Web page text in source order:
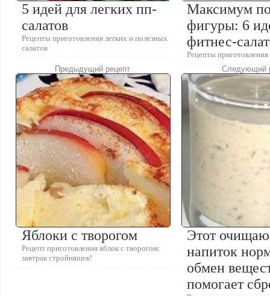
5 идей для легких пп-
салатов
Рецепты приготовления легких и полезных
салатов
Максимум
фигуры: 6
фитнес-
Рецепты
Предыдущий рецепт
Яблоки с творогом
Рецепт приготовления яблок с творогом:
завтрак стройняшек!
Следующий
Этот
напиток
обмен
помогает